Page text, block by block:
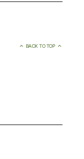
BACK TO TOP